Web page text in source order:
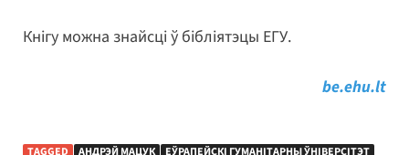
Кнігу можна знайсці ў бібліятэцы ЕГУ.
be.ehu.lt